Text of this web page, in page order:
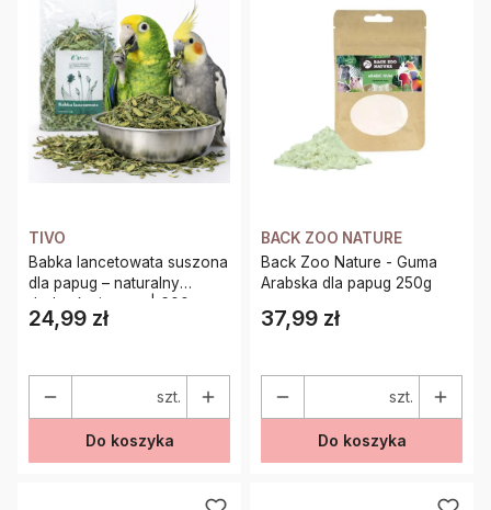
TIVO
Babka lancetowata suszona
dla papug – naturalny
dodatek ziołowy | 600 g
Cena
24,99 zł
szt.
Do koszyka
BACK ZOO NATURE
Back Zoo Nature - Guma
Arabska dla papug 250g
Cena
37,99 zł
szt.
Do koszyka